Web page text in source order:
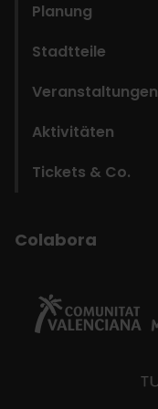
Planung
Stadtteile
Veranstaltungen
Aktivitäten
Tickets & Co.
Colabora